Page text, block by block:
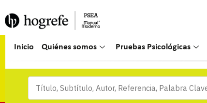
Inicio Quiénes somos Pruebas Psicológicas